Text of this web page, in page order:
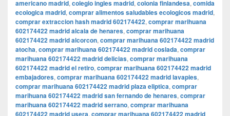
americano madrid, colegio ingles madrid, colonia finlandesa, comida
ecologica madrid, comprar alimentos saludables ecologicos madrid,
comprar extraccion hash madrid 602174422, comprar marihuana
602174422 madrid alcala de henares, comprar marihuana
602174422 madrid alcorcon, comprar marihuana 602174422 madrid
atocha, comprar marihuana 602174422 madrid coslada, comprar
marihuana 602174422 madrid delicias, comprar marihuana
602174422 madrid el retiro, comprar marihuana 602174422 madrid
embajadores, comprar marihuana 602174422 madrid lavapies,
comprar marihuana 602174422 madrid plaza eliptica, comprar
marihuana 602174422 madrid san fernando de henares, comprar
marihuana 602174422 madrid serrano, comprar marihuana
602174422 madrid usera, comprar marihuana 602174422 madrid